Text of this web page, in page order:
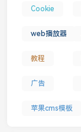
Cookie
web播放器
教程
广告
苹果cms模板